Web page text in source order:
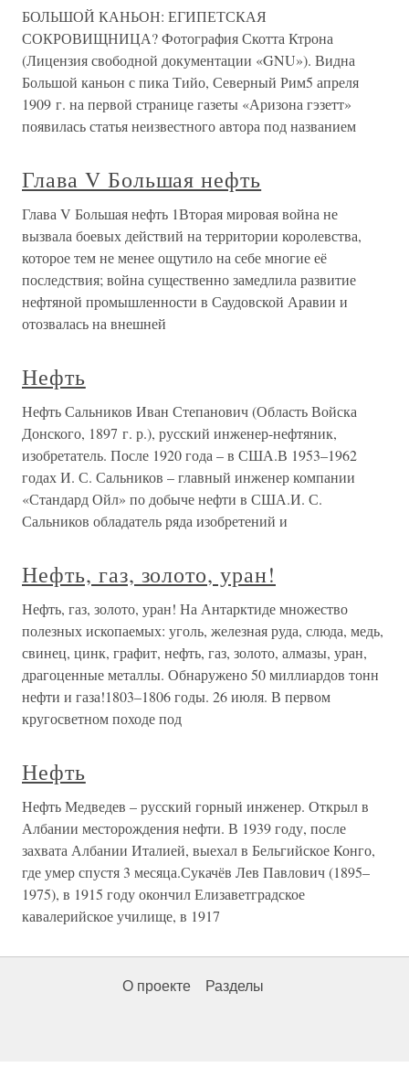
БОЛЬШОЙ КАНЬОН: ЕГИПЕТСКАЯ
СОКРОВИЩНИЦА? Фотография Скотта Ктрона
(Лицензия свободной документации «GNU»). Видна
Большой каньон с пика Тийо, Северный Рим5 апреля
1909 г. на первой странице газеты «Аризона гэзетт»
появилась статья неизвестного автора под названием
Глава V Большая нефть
Глава V Большая нефть 1Вторая мировая война не
вызвала боевых действий на территории королевства,
которое тем не менее ощутило на себе многие её
последствия; война существенно замедлила развитие
нефтяной промышленности в Саудовской Аравии и
отозвалась на внешней
Нефть
Нефть Сальников Иван Степанович (Область Войска
Донского, 1897 г. р.), русский инженер-нефтяник,
изобретатель. После 1920 года – в США.В 1953–1962
годах И. С. Сальников – главный инженер компании
«Стандард Ойл» по добыче нефти в США.И. С.
Сальников обладатель ряда изобретений и
Нефть, газ, золото, уран!
Нефть, газ, золото, уран! На Антарктиде множество
полезных ископаемых: уголь, железная руда, слюда, медь,
свинец, цинк, графит, нефть, газ, золото, алмазы, уран,
драгоценные металлы. Обнаружено 50 миллиардов тонн
нефти и газа!1803–1806 годы. 26 июля. В первом
кругосветном походе под
Нефть
Нефть Медведев – русский горный инженер. Открыл в
Албании месторождения нефти. В 1939 году, после
захвата Албании Италией, выехал в Бельгийское Конго,
где умер спустя 3 месяца.Сукачёв Лев Павлович (1895–
1975), в 1915 году окончил Елизаветградское
кавалерийское училище, в 1917
О проекте Разделы